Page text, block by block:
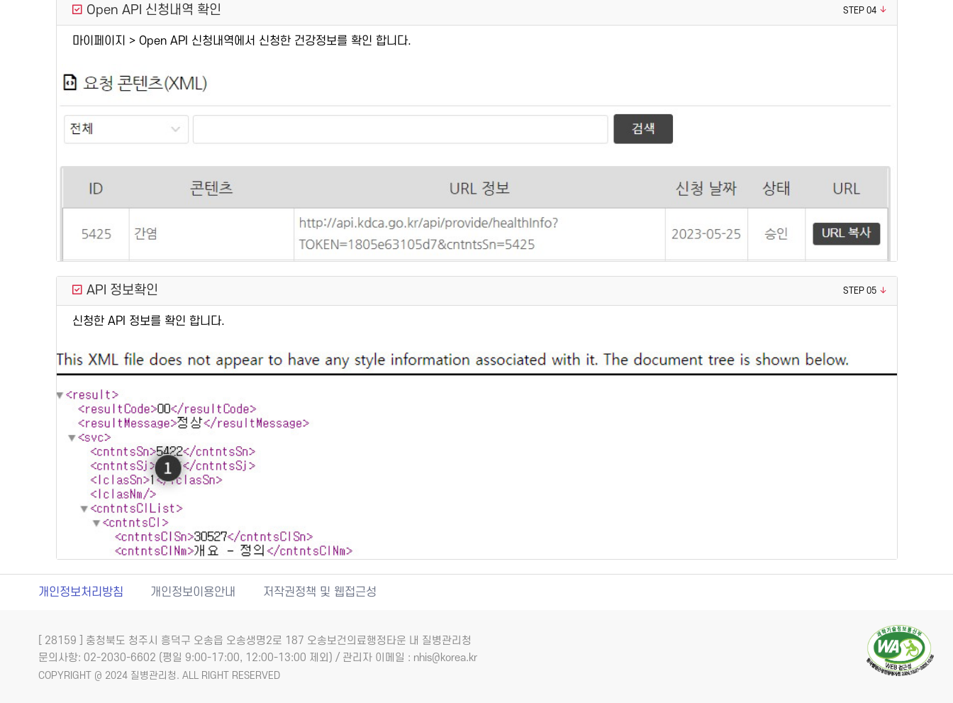
Open API 신청내역 확인 STEP 04
마이페이지 > Open API 신청내역에서 신청한 건강정보를 확인 합니다.
API 정보확인 STEP 05
신청한 API 정보를 확인 합니다.
개인정보처리방침 개인정보이용안내 저작권정책 및 웹접근성
[ 28159 ] 충청북도 청주시 흥덕구 오송읍 오송생명2로 187 오송보건의료행정타운 내 질병관리청
문의사항: 02-2030-6602 (평일 9:00-17:00, 12:00-13:00 제외) / 관리자 이메일 : nhis@korea.kr
COPYRIGHT @ 2024 질병관리청. ALL RIGHT RESERVED